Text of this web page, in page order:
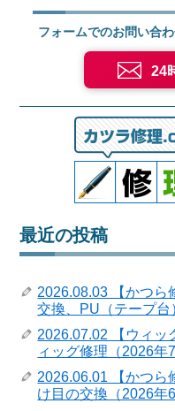
フォームでのお問い合
24
最近の投稿
2026.08.03 【かつら
交換、PU（テープ台
2026.07.02 【ウィッ
ィッグ修理（2026年7
2026.06.01 【かつら
け目の交換（2026年6